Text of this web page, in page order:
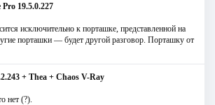
19.5.0.227
исключительно к порташке, представленной на
порташки — будет другой разговор. Порташку от
+ Thea + Chaos V-Ray
нет (?).